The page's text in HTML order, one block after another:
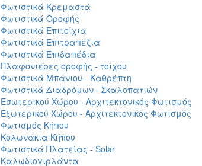
Φωτιστικά Κρεμαστά
Φωτιστικά Οροφής
Φωτιστικά Επιτοίχια
Φωτιστικά Επιτραπέζια
Φωτιστικά Επιδαπέδια
Πλαφονιέρες οροφής - τοίχου
Φωτιστικά Μπάνιου - Καθρέπτη
Φωτιστικά Διαδρόμων - Σκαλοπατιών
Εσωτερικού Χώρου - Αρχιτεκτονικός Φωτισμός
Εξωτερικού Χώρου - Αρχιτεκτονικός Φωτισμός
Φωτισμός Κήπου
Κολωνάκια Κήπου
Φωτιστικά Πλατείας - Solar
Καλωδιογιρλάντα